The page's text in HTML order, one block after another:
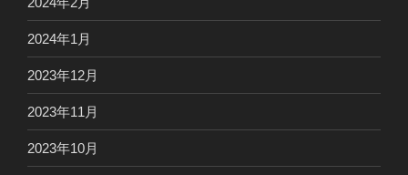
2024年1月
2023年12月
2023年11月
2023年10月